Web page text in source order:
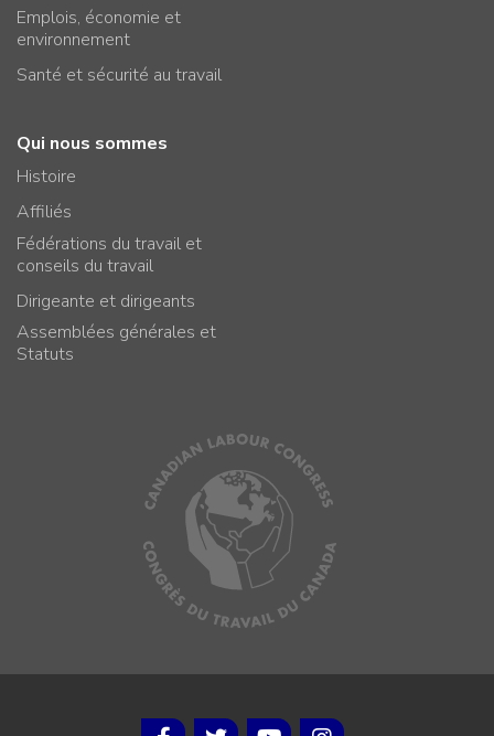
Emplois, économie et
environnement
Santé et sécurité au travail
Qui nous sommes
Histoire
Affiliés
Fédérations du travail et
conseils du travail
Dirigeante et dirigeants
Assemblées générales et
Statuts